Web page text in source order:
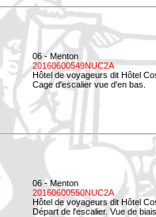
06 - Menton
20160600549NUC2A
Hôtel de voyageurs dit Hôtel
Cage d'escalier vue d'en bas.
06 - Menton
20160600550NUC2A
Hôtel de voyageurs dit Hôtel
Départ de l'escalier. Vue de